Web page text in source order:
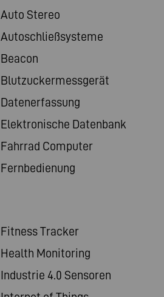
Auto Stereo
Autoschließsysteme
Beacon
Blutzuckermessgerät
Datenerfassung
Elektronische Datenbank
Fahrrad Computer
Fernbedienung
Fitness Tracker
Health Monitoring
Industrie 4.0 Sensoren